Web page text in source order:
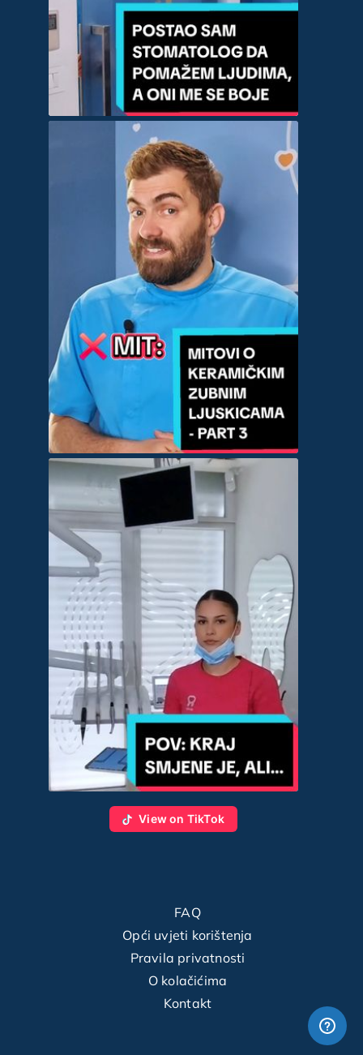
View on TikTok
FAQ
Opći uvjeti korištenja
Pravila privatnosti
O kolačićima
Kontakt